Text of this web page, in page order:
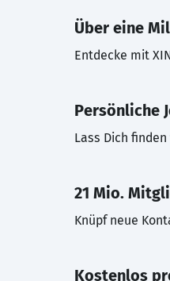
Über eine
Entdecke mit
Persönliche
Lass Dich
21 Mio.
Knüpf neue
Kostenlos